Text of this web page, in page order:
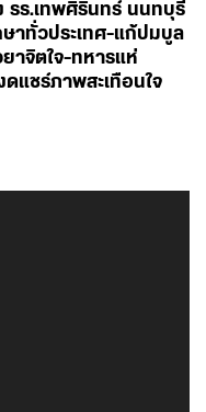
รร.เทพศิรินทร์ นนทบุรี
าทั่วประเทศ-แก้ปมบูล
าจิตใจ-ทหารแห่
แชร์ภาพสะเทือนใจ